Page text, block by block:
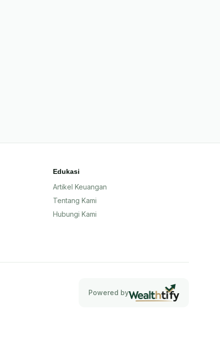
Edukasi
Artikel Keuangan
Tentang Kami
Hubungi Kami
Powered by